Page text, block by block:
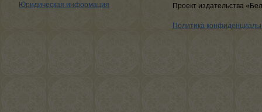
Юридическая информация
Проект издательства
Политика